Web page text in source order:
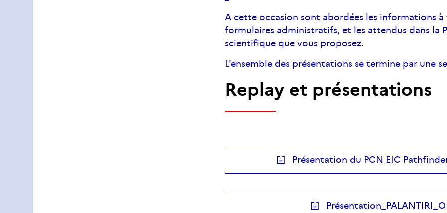
A cette occasion sont abordées les informations
formulaires administratifs, et les attendus dans la
scientifique que vous proposez.
L'ensemble des présentations se termine par une
Replay et présentations
Présentation du PCN EIC